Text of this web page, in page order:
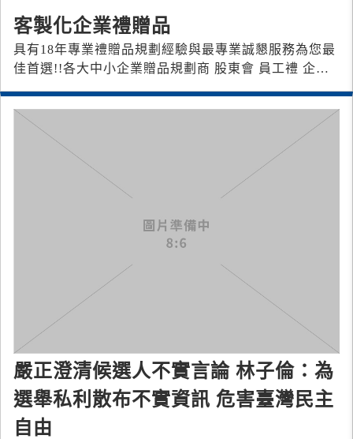
客製化企業禮贈品
具有18年專業禮贈品規劃經驗與最專業誠懇服務為您最
佳首選!!各大中小企業贈品規劃商 股東會 員工禮 企業
嚴正澄清候選人不實言論 林子倫：為
選舉私利散布不實資訊 危害臺灣民主
自由